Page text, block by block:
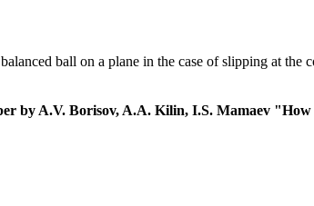
ball on a plane in the case of slipping at
by A.V. Borisov, A.A. Kilin, I.S. Mamaev